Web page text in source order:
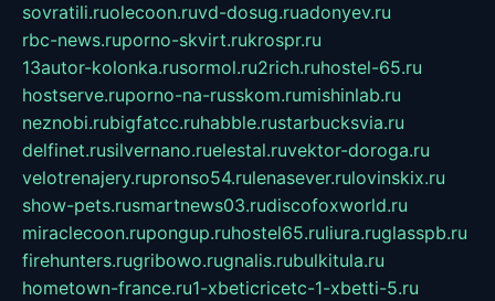
sovratili.ruolecoon.ruvd-dosug.ruadonyev.ru
rbc-news.ruporno-skvirt.rukrospr.ru
13autor-kolonka.rusormol.ru2rich.ruhostel-65.ru
hostserve.ruporno-na-russkom.rumishinlab.ru
neznobi.rubigfatcc.ruhabble.rustarbucksvia.ru
delfinet.rusilvernano.ruelestal.ruvektor-doroga.ru
velotrenajery.rupronso54.rulenasever.rulovinskix.ru
show-pets.rusmartnews03.rudiscofoxworld.ru
miraclecoon.rupongup.ruhostel65.ruliura.ruglasspb.ru
firehunters.rugribowo.rugnalis.rubulkitula.ru
hometown-france.ru1-xbeticricetc-1-xbetti-5.ru